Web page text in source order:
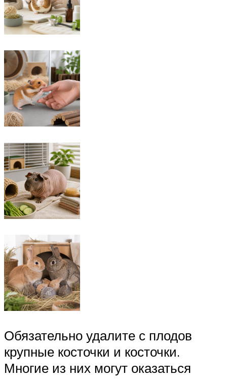
Обязательно удалите с плодов
крупные косточки и косточки.
Многие из них могут оказаться